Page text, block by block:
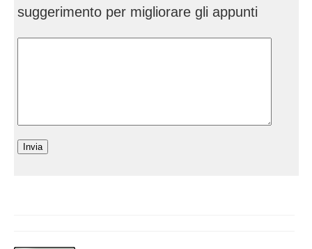
suggerimento per migliorare gli appunti